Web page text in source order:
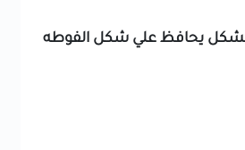
يحافظ علي شكل الفوطه